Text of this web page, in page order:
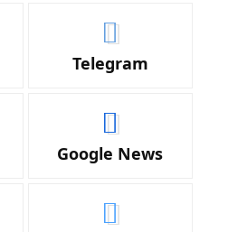
Telegram
Google News